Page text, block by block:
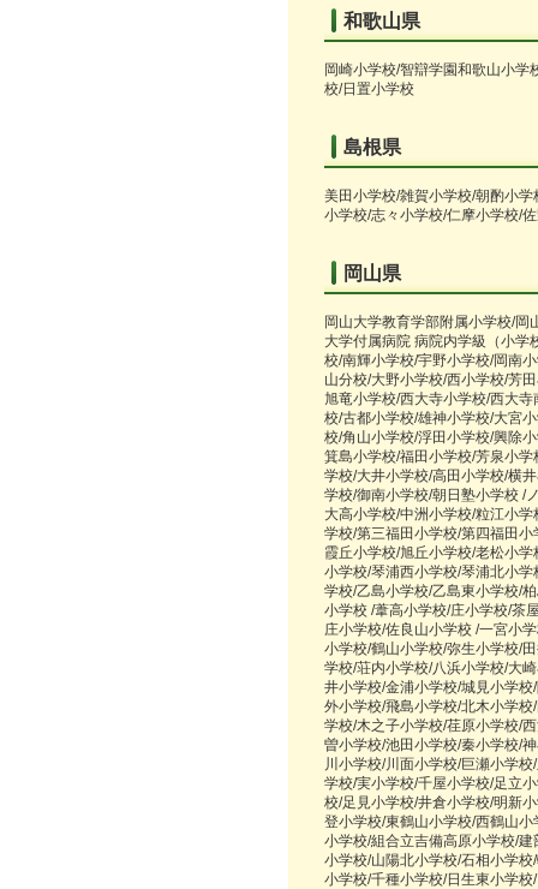
和歌山県
岡崎小学校/智辯学園和歌山小
校/日置小学校
島根県
美田小学校/雑賀小学校/朝酌小
小学校/志々小学校/仁摩小学校/
岡山県
岡山大学教育学部附属小学校/
大学付属病院 病院内学級（小学
校/南輝小学校/宇野小学校/岡南
山分校/大野小学校/西小学校/芳
旭竜小学校/西大寺小学校/西大
校/古都小学校/雄神小学校/大宮
校/角山小学校/浮田小学校/興除
箕島小学校/福田小学校/芳泉小
学校/大井小学校/高田小学校/横
学校/御南小学校/朝日塾小学校 /
大高小学校/中洲小学校/粒江小
学校/第三福田小学校/第四福田
霞丘小学校/旭丘小学校/老松小
小学校/琴浦西小学校/琴浦北小
学校/乙島小学校/乙島東小学校/
小学校 /葦高小学校/庄小学校/茶
庄小学校/佐良山小学校 /一宮小
小学校/鶴山小学校/弥生小学校/
学校/荘内小学校/八浜小学校/大
井小学校/金浦小学校/城見小学
外小学校/飛島小学校/北木小学
学校/木之子小学校/荏原小学校/
曽小学校/池田小学校/秦小学校/
川小学校/川面小学校/巨瀬小学
学校/実小学校/千屋小学校/足立
校/足見小学校/井倉小学校/明新
登小学校/東鶴山小学校/西鶴山
小学校/組合立吉備高原小学校/
小学校/山陽北小学校/石相小学
小学校/千種小学校/日生東小学